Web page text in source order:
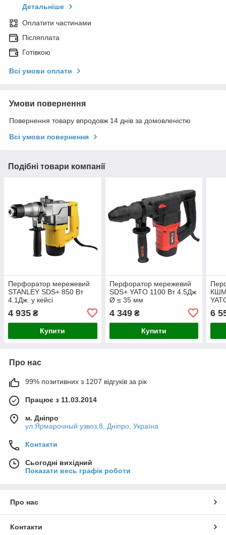
Детальніше
Оплатити частинами
Післяплата
Готівкою
Всі умови оплати
Умови повернення
Повернення товару впродовж 14 днів за домовленістю
Всі умови повернення
Подібні товари компанії
Перфоратор мережевий
STANLEY SDS+ 850 Вт
4.1Дж. у кейсі
4 935 ₴
Купити
Перфоратор мережевий
SDS+ YATO 1100 Вт 4.5Дж
Ø ≤ 35 мм
4 349₴
Купити
Вт
6
Про нас
99% позитивних з 1207 відгуків за рік
Працює з 11.03.2014
м. Дніпро
ул.Ярмарочный узвоз,8, Дніпро, Україна
Контакти
Сьогодні вихідний
Показати весь графік роботи
Про нас
Контакти